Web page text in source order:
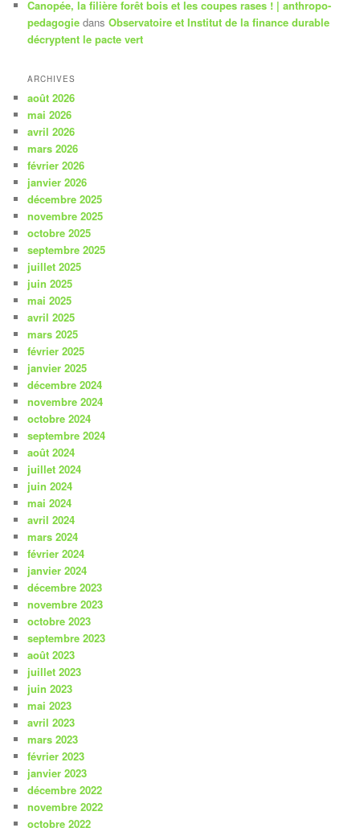
Canopée, la filière forêt bois et les coupes rases ! | anthropo-
pedagogie dansObservatoire et Institut de la finance durable
décryptent le pacte vert
ARCHIVES
août 2026
mai 2026
avril 2026
mars 2026
février 2026
janvier 2026
décembre 2025
novembre 2025
octobre 2025
septembre 2025
juillet 2025
juin 2025
mai 2025
avril 2025
mars 2025
février 2025
janvier 2025
décembre 2024
novembre 2024
octobre 2024
septembre 2024
août 2024
juillet 2024
juin 2024
mai 2024
avril 2024
mars 2024
février 2024
janvier 2024
décembre 2023
novembre 2023
octobre 2023
septembre 2023
août 2023
juillet 2023
juin 2023
mai 2023
avril 2023
mars 2023
février 2023
janvier 2023
décembre 2022
novembre 2022
octobre 2022